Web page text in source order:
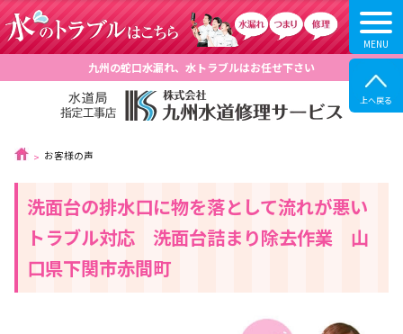
九州の蛇口水漏れ、水トラブルはお任せ下さい
お客様の声
洗面台の排水口に物を落として流れが悪い
トラブル対応 洗面台詰まり除去作業 山
口県下関市赤間町